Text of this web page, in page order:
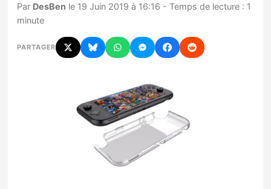
Hardware
Mises à jour
Rumeurs
Nintendo Direct
Tests et previews
Par DesBen le 19 Juin 2019 à 16:16 - Temps de lecture : 1
minute
PARTAGER